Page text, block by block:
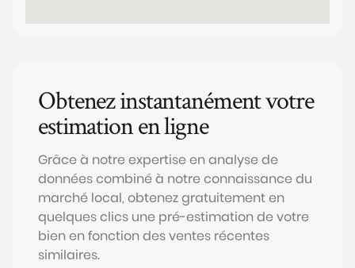
Obtenez instantanément votre
estimation en ligne
Grâce à notre expertise en analyse de
données combiné à notre connaissance du
marché local, obtenez gratuitement en
quelques clics une pré-estimation de votre
bien en fonction des ventes récentes
similaires.